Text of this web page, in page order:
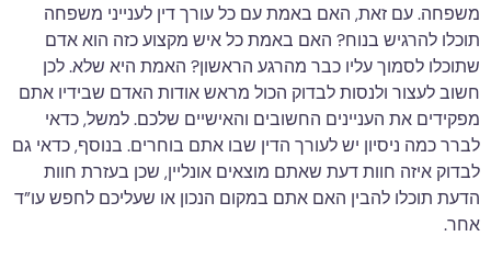
משפחה. עם זאת, האם באמת עם כל עורך דין לענייני משפחה
תוכלו להרגיש בנוח? האם באמת כל איש מקצוע כזה הוא אדם
שתוכלו לסמוך עליו כבר מהרגע הראשון? האמת היא שלא. לכן
חשוב לעצור ולנסות לבדוק הכול מראש אודות האדם שבידיו אתם
מפקידים את העניינים החשובים והאישיים שלכם. למשל, כדאי
לברר כמה ניסיון יש לעורך הדין שבו אתם בוחרים. בנוסף, כדאי גם
לבדוק איזה חוות דעת שאתם מוצאים אונליין, שכן בעזרת חוות
הדעת תוכלו להבין האם אתם במקום הנכון או שעליכם לחפש עו”ד
אחר.